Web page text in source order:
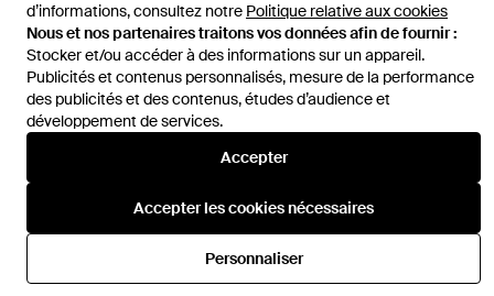
d’informations, consultez notre Politique relative aux cookies
Nous et nos partenaires traitons vos données afin de fournir :
Stocker et/ou accéder à des informations sur un appareil.
Publicités et contenus personnalisés, mesure de la performance
des publicités et des contenus, études d’audience et
développement de services.
Accepter
Accepter les cookies nécessaires
Personnaliser